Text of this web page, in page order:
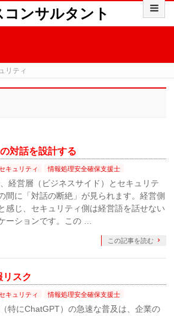
ンサルタント
リティ
対話を設計する
キュリティ 情報処理安全確保支援士
経営層（ビジネスサイド）とセキュリテ
間に「対話の断絶」が見られます。経営側
感じ、セキュリティ側は経営語を話せない
ーションです。この …
この記事を読む
スク
キュリティ 情報処理安全確保支援士
特にChatGPT）の急速な普及は、企業の